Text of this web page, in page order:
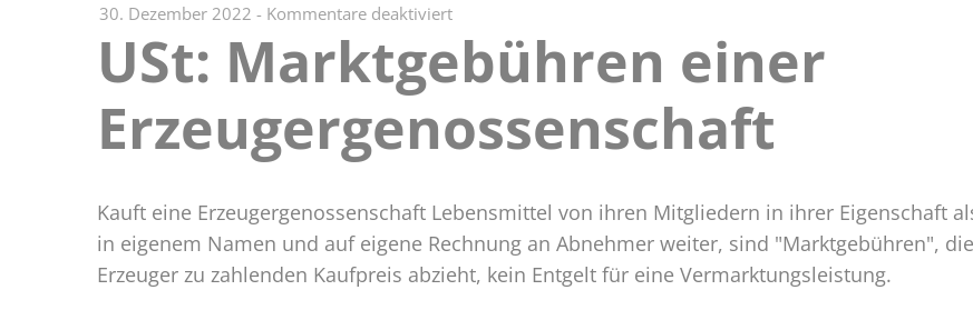
30. Dezember 2022 - Kommentare deaktiviertfür
USt:
Marktgebühren
Erzeugergenossenschaft
USt: Marktgebühren einer
Erzeugergenossenschaft
Kauft eine Erzeugergenossenschaft Lebensmittel von ihren Mitgliedern in ihrer Eigenschaft
in eigenem Namen und auf eigene Rechnung an Abnehmer weiter, sind "Marktgebühren",
Erzeuger zu zahlenden Kaufpreis abzieht, kein Entgelt für eine Vermarktungsleistung.